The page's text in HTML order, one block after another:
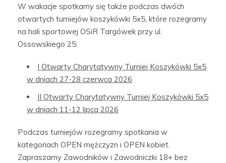
W wakacje spotkamy się także podczas dwóch
otwartych turniejów koszykówki 5x5, które rozegramy
na hali sportowej OSiR Targówek przy ul.
Ossowskiego 25:
I Otwarty Charytatywny Turniej Koszykówki 5x5
w dniach 27-28 czerwca 2026
II Otwarty Charytatywny Turniej Koszykówki 5x5
w dniach 11-12 lipca 2026
Podczas turniejów rozegramy spotkania w
kategoriach OPEN mężczyzn i OPEN kobiet.
Zapraszamy Zawodników i Zawodniczki 18+ bez